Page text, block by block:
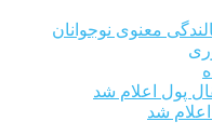
معنوی نوجوانان
پول اعلام شد
شد